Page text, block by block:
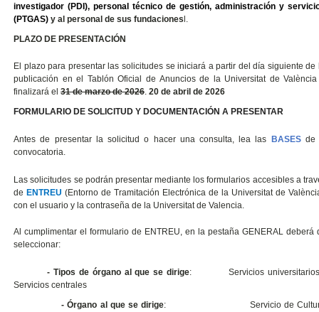
investigador (PDI), personal técnico de gestión, administración y
(PTGAS)y al personal de sus fundacionesl.
PLAZO DE PRESENTACIÓN
El plazo para presentar las solicitudes se iniciará a partir del día siguiente de
publicación en el Tablón Oficial de Anuncios de la Universitat de
finalizará el31 de marzo de 2026.20 de abril de 2026
FORMULARIO DE SOLICITUD Y DOCUMENTACIÓN A PRESENTAR
Antes de presentar la solicitud o hacer una consulta, lea las BASES de
convocatoria.
Las solicitudes se podrán presentar mediante los formularios accesibles a
deENTREU (Entorno de Tramitación Electrónica de la Universitat de
con el usuario y la contraseña de la Universitat de Valencia.
Al cumplimentar el formulario de ENTREU, en la pestaña GENERAL deberá
seleccionar:
- Tipos de órgano al que se dirige: Servicios
Servicios centrales
- Órgano al que se dirige: Servicio de